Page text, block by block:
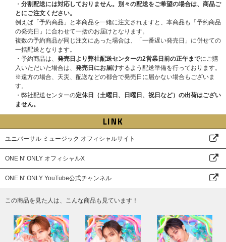
・ 分割配送には対応しておりません。別々の配送をご希望の場合は、商品ご
とにご注文ください。
例えば「予約商品」と本商品を一緒に注文されますと、本商品も「予約商品
の発売日」に合わせて一括のお届けとなります。
複数の予約商品が同じ注文にあった場合は、「一番遅い発売日」に併せての
一括配送となります。
・予約商品は、 発売日より弊社配送センターの2営業日前の正午までにご購
入いただいた場合は、 発売日にお届けするよう配送準備を行っております。
※遠方の場合、天災、配送などの都合で発売日に届かない場合もございま
す。
・弊社配送センターの定休日（土曜日、日曜日、祝日など）の出荷はござい
ません。
LINK
ユニバーサル ミュージック オフィシャルサイト
ONE N' ONLY オフィシャルX
ONE N' ONLY YouTube公式チャンネル
この商品を見た人は、こんな商品も見ています！